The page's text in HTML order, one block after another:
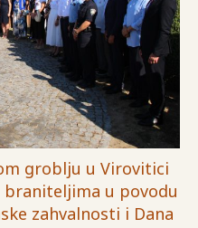
groblju u Virovitici
u povodu
zahvalnosti i Dana